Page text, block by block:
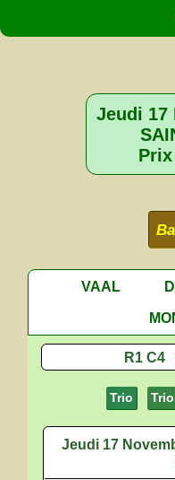
Jeudi 17
VAAL
R1 C4
Trio
Jeudi 17